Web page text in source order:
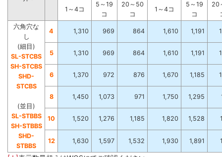
1～4コ
5～19
コ
20～50
コ
1～4コ
5～19
コ
20
六角穴な
し
(細目)
SL-STCBS
SH-STCBS
SHD-
STCBS
(並目)
SL-STBBS
SH-STBBS
SHD-
STBBS
4 1,310 969 864 1,610 1,191
5 1,310 969 864 1,610 1,191
6 1,370 972 876 1,670 1,185
8 1,450 1,073 971 1,750 1,295
10 1,520 1,276 1,185 1,820 1,528
12 1,630 1,597 1,532 1,930 1,891